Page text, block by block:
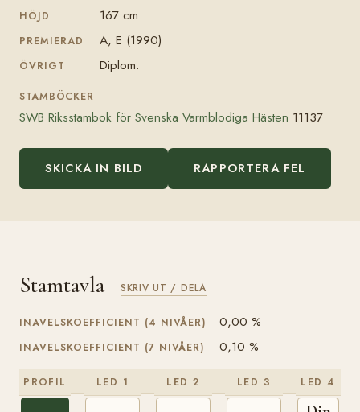
HÖJD 167 cm
PREMIERAD A, E (1990)
ÖVRIGT Diplom.
STAMBÖCKER
SWB Riksstambok för Svenska Varmblodiga Hästen 11137
SKICKA IN BILD RAPPORTERA FEL
Stamtavla SKRIV UT / DELA
INAVELSKOEFFICIENT (4 NIVÅER) 0,00 %
INAVELSKOEFFICIENT (7 NIVÅER) 0,10 %
PROFIL LED 1 LED 2 LED 3 LED 4